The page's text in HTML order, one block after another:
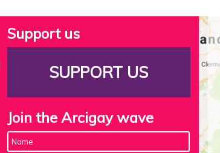
Support us
SUPPORT US
Join the Arcigay wave